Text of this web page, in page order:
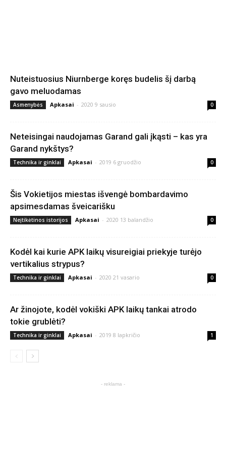
Nuteistuosius Niurnberge koręs budelis šį darbą
gavo meluodamas
Asmenybės Apkasai - 2020 9 sausio 0
Neteisingai naudojamas Garand gali įkąsti – kas yra
Garand nykštys?
Technika ir ginklai Apkasai - 2019 6 gruodžio 0
Šis Vokietijos miestas išvengė bombardavimo
apsimesdamas šveicarišku
Neįtikėtinos istorijos Apkasai - 2020 13 balandžio 0
Kodėl kai kurie APK laikų visureigiai priekyje turėjo
vertikalius strypus?
Technika ir ginklai Apkasai - 2020 21 vasario 0
Ar žinojote, kodėl vokiški APK laikų tankai atrodo
tokie grublėti?
Technika ir ginklai Apkasai - 2019 8 lapkričio 1
- reklama -